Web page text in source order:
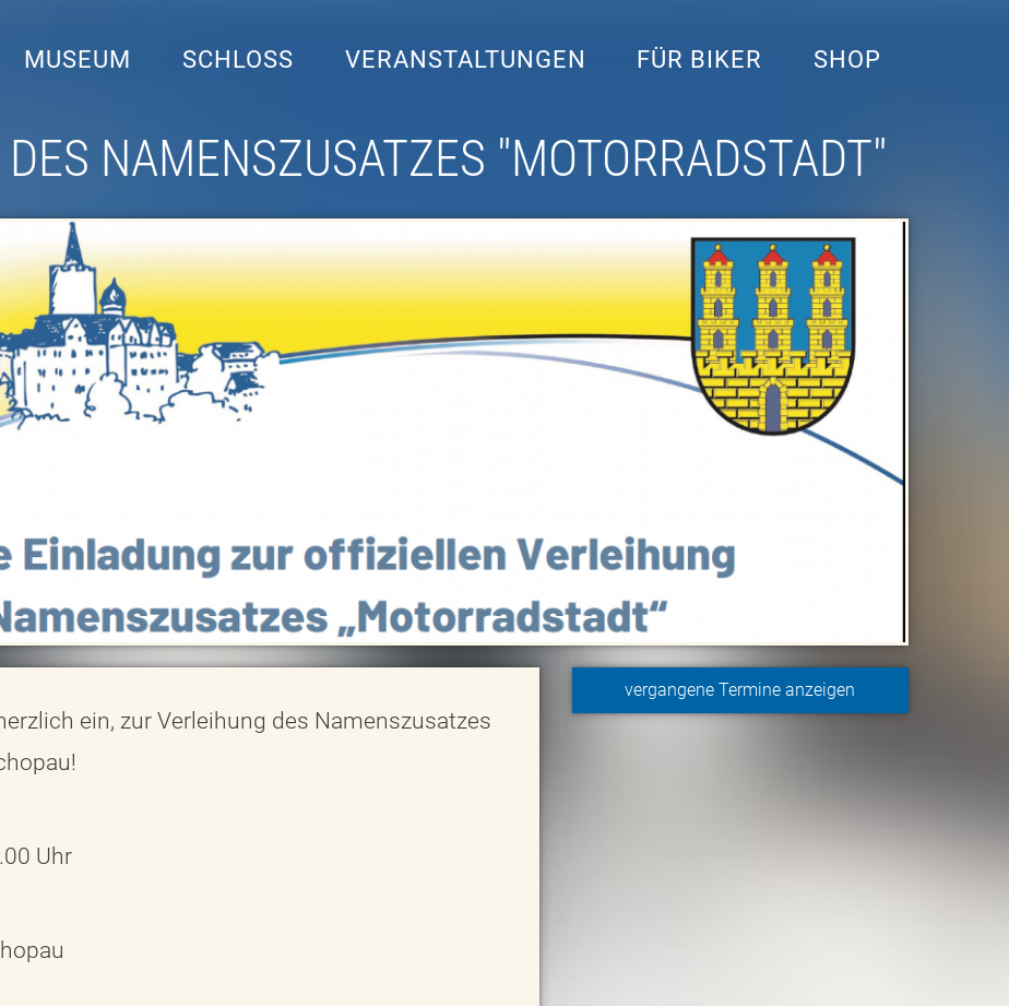
MUSEUM SCHLOSS VERANSTALTUNGEN FÜR BIKER SHOP
NAMENSZUSATZES "MOTORRADSTADT"
ein, zur Verleihung des Namenszusatzes
Uhr
vergangene Termine anzeigen